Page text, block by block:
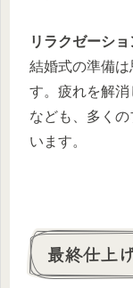
リラクゼーシ
結婚式の準備
す。疲れを解
なども、多く
います。
最終仕上